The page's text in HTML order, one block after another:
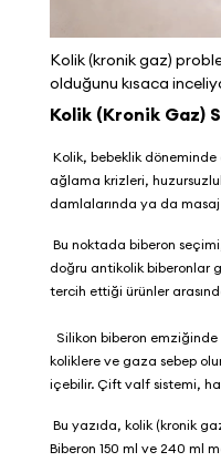
Kolik (kronik gaz)
olduğunu kısaca
Kolik (Kronik Gaz)
Kolik, bebeklik döneminde
ağlama krizleri,
damlalarında ya da
Bu noktada biberon
doğru antikolik biberonlar
tercih ettiği ürünler
Silikon biberon emziğinde
koliklere ve gaza sebep
içebilir. Çift valf sistemi,
Bu yazıda, kolik (kronik
Biberon 150 ml ve 240 ml